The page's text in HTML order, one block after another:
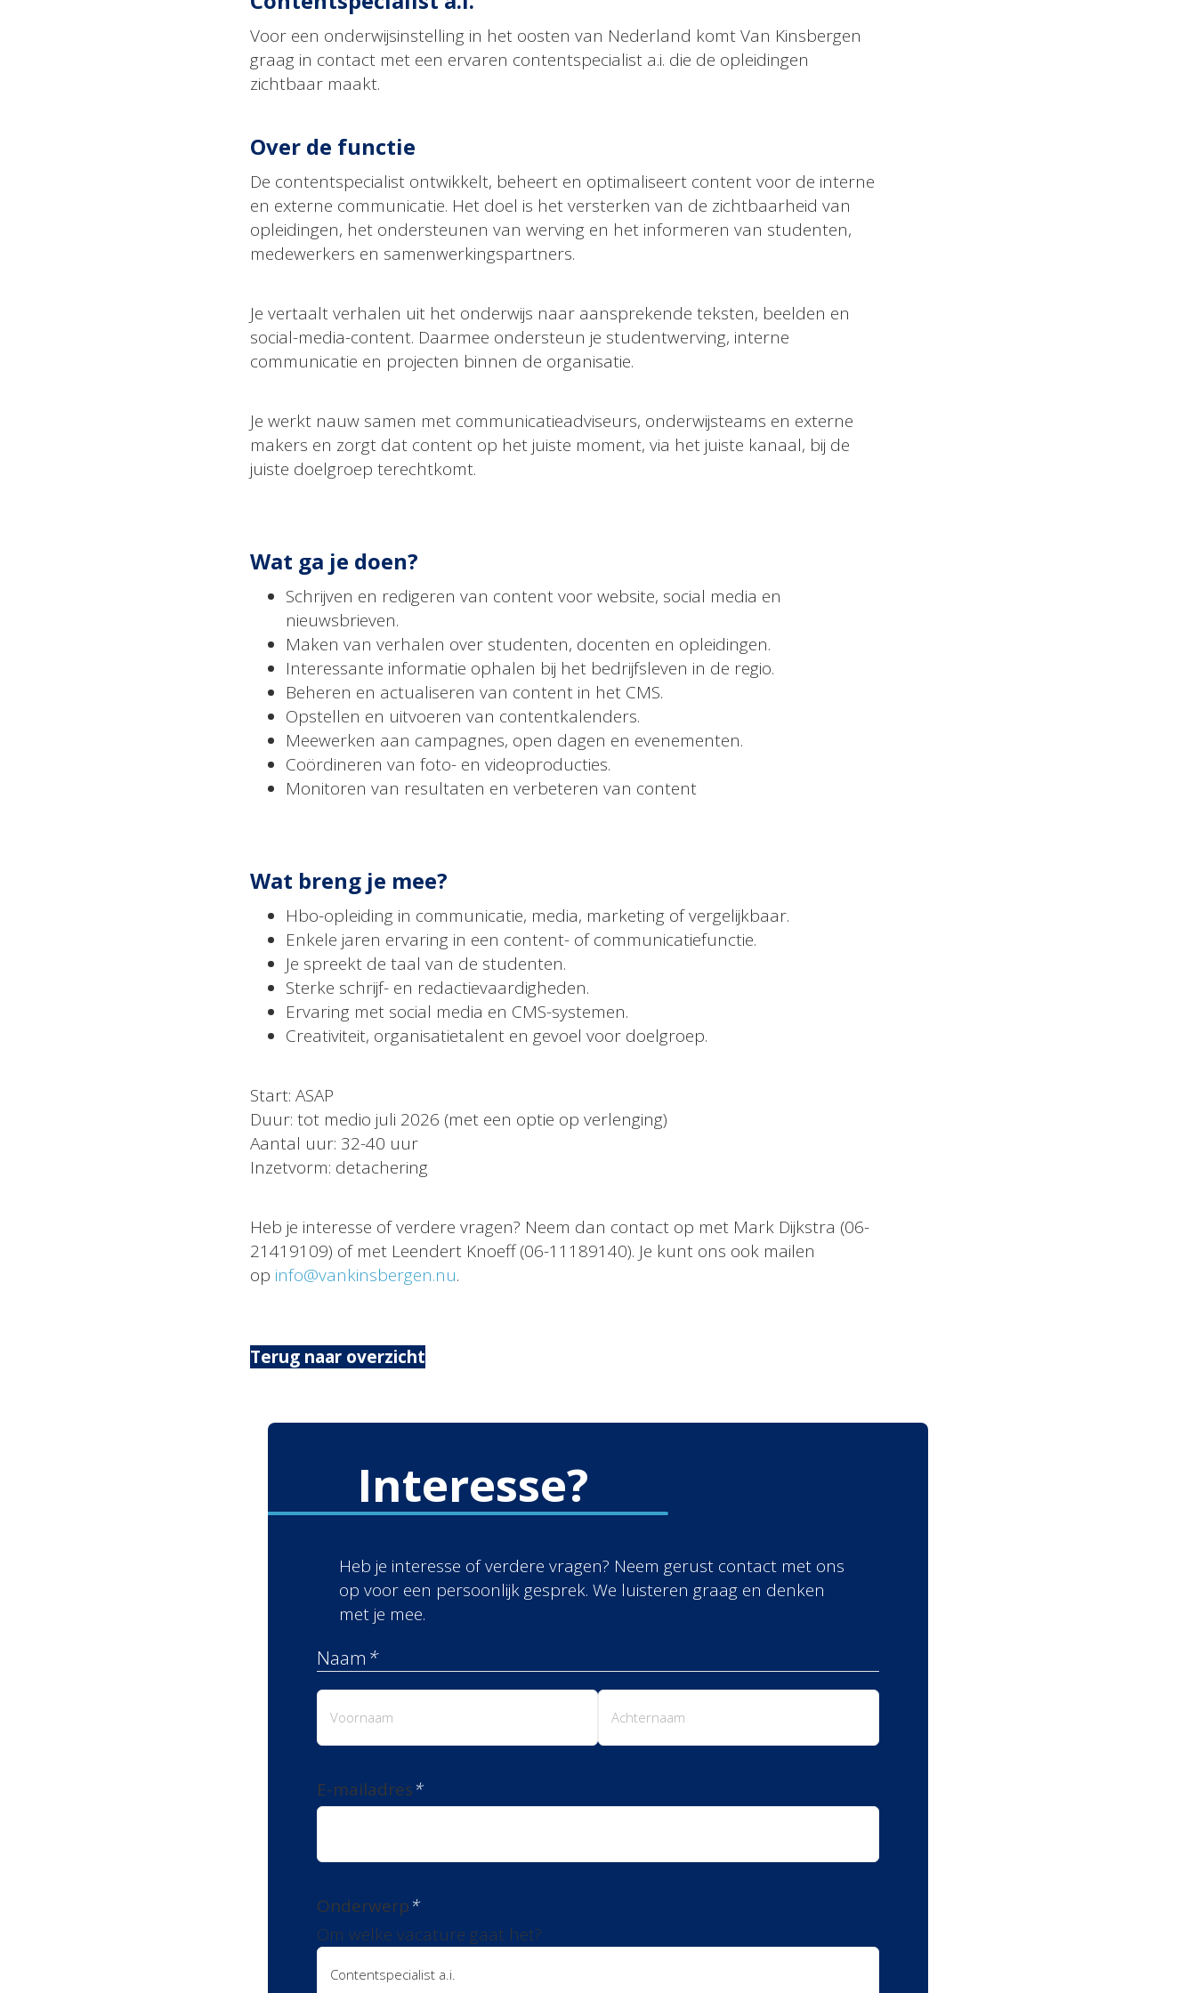
Voor een onderwijsinstelling in het oosten van Nederland komt Van Kinsbergen
graag in contact met een ervaren contentspecialist a.i. die de opleidingen
zichtbaar maakt.
Over de functie
De contentspecialist ontwikkelt, beheert en optimaliseert content voor de interne
en externe communicatie. Het doel is het versterken van de zichtbaarheid van
opleidingen, het ondersteunen van werving en het informeren van studenten,
medewerkers en samenwerkingspartners.
Je vertaalt verhalen uit het onderwijs naar aansprekende teksten, beelden en
social-media-content. Daarmee ondersteun je studentwerving, interne
communicatie en projecten binnen de organisatie.
Je werkt nauw samen met communicatieadviseurs, onderwijsteams en externe
makers en zorgt dat content op het juiste moment, via het juiste kanaal, bij de
juiste doelgroep terechtkomt.
Wat ga je doen?
Schrijven en redigeren van content voor website, social media en
nieuwsbrieven.
Maken van verhalen over studenten, docenten en opleidingen.
Interessante informatie ophalen bij het bedrijfsleven in de regio.
Beheren en actualiseren van content in het CMS.
Opstellen en uitvoeren van contentkalenders.
Meewerken aan campagnes, open dagen en evenementen.
Coördineren van foto- en videoproducties.
Monitoren van resultaten en verbeteren van content
Wat breng je mee?
Hbo-opleiding in communicatie, media, marketing of vergelijkbaar.
Enkele jaren ervaring in een content- of communicatiefunctie.
Je spreekt de taal van de studenten.
Sterke schrijf- en redactievaardigheden.
Ervaring met social media en CMS-systemen.
Creativiteit, organisatietalent en gevoel voor doelgroep.
Start: ASAP
Duur: tot medio juli 2026 (met een optie op verlenging)
Aantal uur: 32-40 uur
Inzetvorm: detachering
Heb je interesse of verdere vragen? Neem dan contact op met Mark Dijkstra (06-
21419109) of met Leendert Knoeff (06-11189140). Je kunt ons ook mailen
op info@vankinsbergen.nu.
Terug naar overzicht
Interesse?
Heb je interesse of verdere vragen? Neem gerust contact met ons
op voor een persoonlijk gesprek. We luisteren graag en denken
met je mee.
Naam *
E-mailadres*
Onderwerp*
Om welke vacature gaat het?